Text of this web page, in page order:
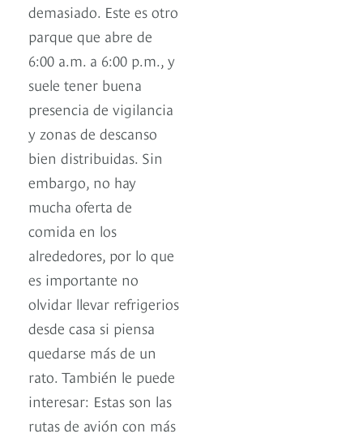
demasiado. Este es otro
parque que abre de
6:00 a.m. a 6:00 p.m., y
suele tener buena
presencia de vigilancia
y zonas de descanso
bien distribuidas. Sin
embargo, no hay
mucha oferta de
comida en los
alrededores, por lo que
es importante no
olvidar llevar refrigerios
desde casa si piensa
quedarse más de un
rato. También le puede
interesar: Estas son las
rutas de avión con más